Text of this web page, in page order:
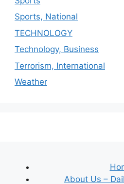
Sports, National
TECHNOLOGY
Technology, Business
Terrorism, International
Weather
About Us –